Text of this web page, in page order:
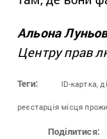
Альона
Центру прав
Теги: ID-картка,
реєстарція місця
Поділитися: